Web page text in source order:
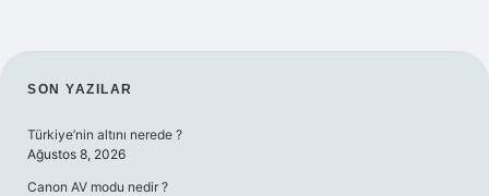
SIDEBAR
SON YAZILAR
Türkiye’nin altını nerede ?
Ağustos 8, 2026
Canon AV modu nedir ?